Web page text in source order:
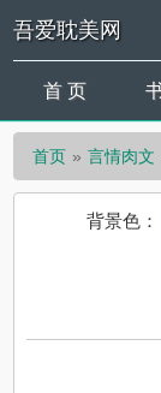
吾爱耽美网
首 页
首页 言情肉文
背景色：